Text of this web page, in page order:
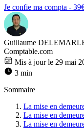
Je confie ma compta -
Guillaume
Comptable.com
Mis à jour le 29 mai
3 min
Sommaire
La mise en
La mise en
La mise en